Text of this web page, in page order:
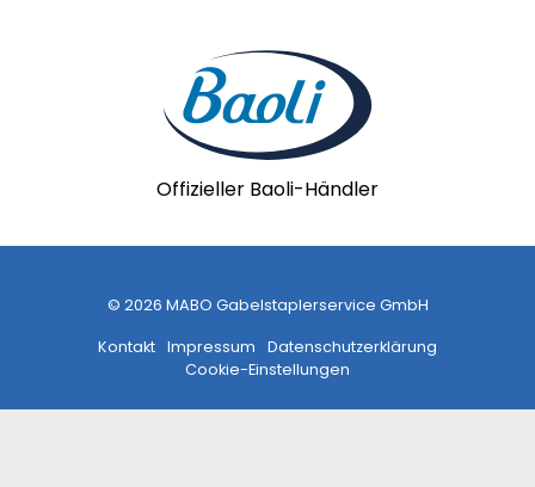
Offizieller Baoli-Händler
© 2026 MABO Gabelstaplerservice GmbH
Kontakt Impressum
Datenschutzerklärung
Cookie-Einstellungen